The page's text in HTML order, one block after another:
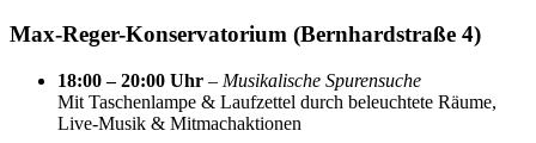
Max-Reger-Konservatorium (Bernhardstraße 4)
18:00 – 20:00 Uhr – Musikalische Spurensuche
Mit Taschenlampe & Laufzettel durch beleuchtete Räume,
Live-Musik & Mitmachaktionen